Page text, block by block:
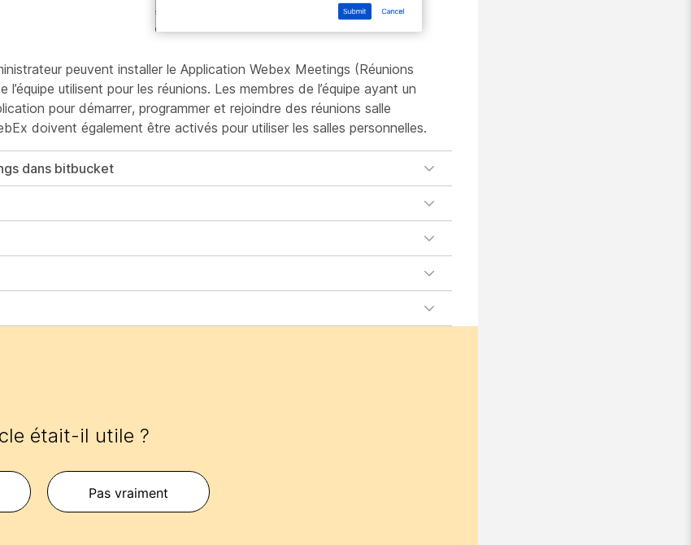
peuvent installer le Application Webex Meetings (Réunions
utilisent pour les réunions. Les membres de l’équipe ayant un
pour démarrer, programmer et rejoindre des réunions salle
doivent également être activés pour utiliser les salles personnelles.
dans bitbucket
était-il utile ?
Pas vraiment